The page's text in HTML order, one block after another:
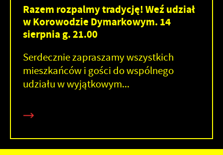
Razem rozpalmy tradycję! Weź udział
w Korowodzie Dymarkowym. 14
sierpnia g. 21.00
Serdecznie zapraszamy wszystkich
mieszkańców i gości do wspólnego
udziału w wyjątkowym...